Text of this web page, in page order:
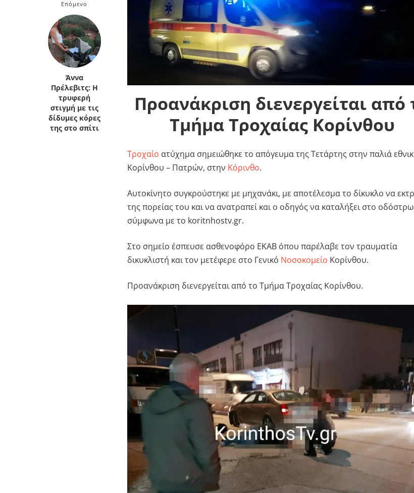
Κρήτη
Κυκλάδες
Πελοπόννησος
Πελοπόννησος
Επόμενο
Άννα
Πρέλεβιτς: Η
τρυφερή
στιγμή με τις
δίδυμες κόρες
της στο σπίτι
Προανάκριση διενεργείται από
Τμήμα Τροχαίας Κορίνθου
Τροχαίο ατύχημα σημειώθηκε το απόγευμα της Τετάρτης στην παλιά
Κορίνθου – Πατρών, στην Κόρινθο.
Αυτοκίνητο συγκρούστηκε με μηχανάκι, με αποτέλεσμα το δίκυκλο να
της πορείας του και να ανατραπεί και ο οδηγός να καταλήξει στο
σύμφωνα με το koritnhostv.gr.
Στο σημείο έσπευσε ασθενοφόρο ΕΚΑΒ όπου παρέλαβε τον τραυματία
δικυκλιστή και τον μετέφερε στο Γενικό Νοσοκομείο Κορίνθου.
Προανάκριση διενεργείται από το Τμήμα Τροχαίας Κορίνθου.